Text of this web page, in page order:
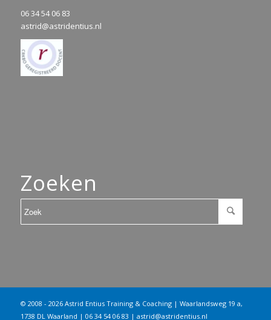
06 34 54 06 83
astrid@astridentius.nl
Zoeken
© 2008 - 2026 Astrid Entius Training & Coaching | Waarlandsweg 19 a,
1738 DL Waarland | 06 34 54 06 83 | astrid@astridentius.nl